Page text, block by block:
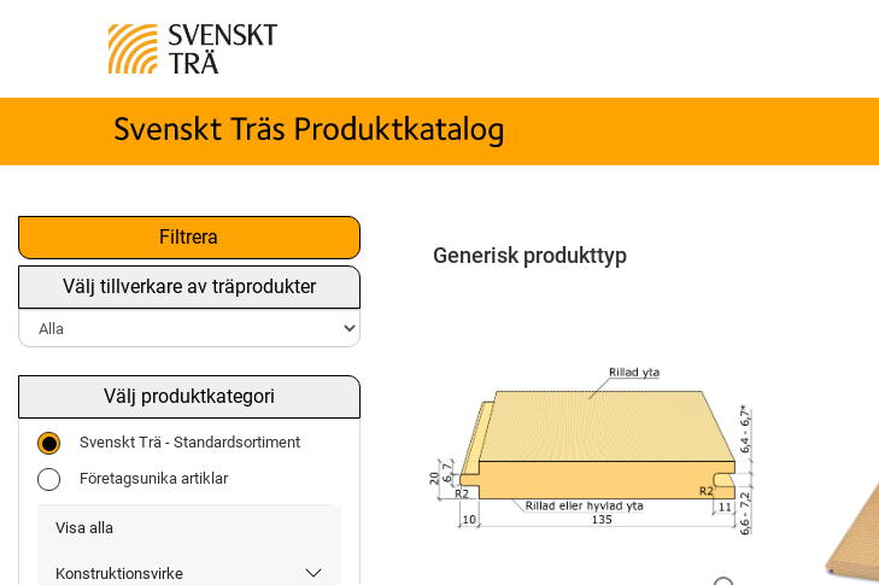
Filtrera
Välj tillverkare av träprodukter
Välj produktkategori
Svenskt Trä - Standardsortiment
Företagsunika artiklar
Visa alla
Konstruktionsvirke
Generisk produkttyp